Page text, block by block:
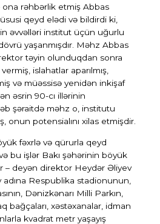
rəhbərlik etmiş Abbas
qeyd elədi və bildirdi ki,
əvvəlləri institut üçün uğurlu
yaşanmışdır. Məhz Abbas
təyin olunduqdan sonra
islahatlar aparılmış,
və müəssisə yenidən inkişaf
əsrin 90-cı illərinin
şəraitdə məhz o, institutu
onun potensialını xilas etmişdir.
fəxrlə və qürurla qeyd
bu işlər Bakı şəhərinin böyük
– deyən direktor Heydər Əliyev
adına Respublika stadionunun,
Dənizkənarı Milli Parkın,
bağçaları, xəstəxanalar, idman
kvadrat metr yaşayış